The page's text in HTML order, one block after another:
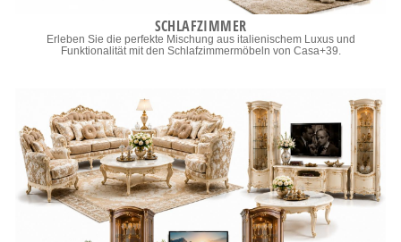
SCHLAFZIMMER
Erleben Sie die perfekte Mischung aus italienischem Luxus und
Funktionalität mit den Schlafzimmermöbeln von Casa+39.